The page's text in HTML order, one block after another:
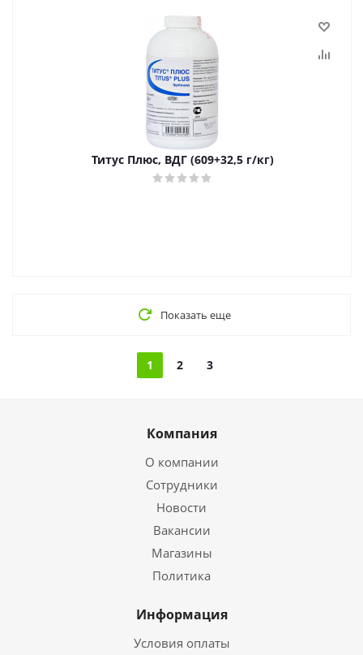
Титус Плюс, ВДГ (609+32,5 г/кг)
Показать еще
1 2 3
Компания
О компании
Сотрудники
Новости
Вакансии
Магазины
Политика
Информация
Условия оплаты